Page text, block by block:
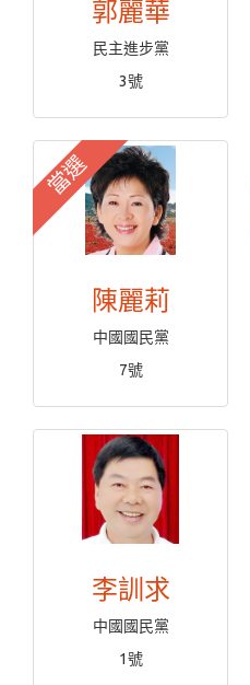
郭麗華
民主進步黨
3號
當選
陳麗莉
中國國民黨
7號
李訓求
中國國民黨
1號